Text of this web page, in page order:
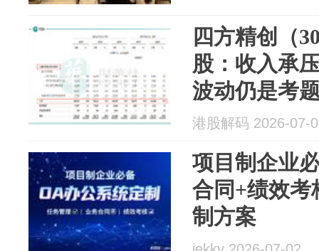
四方精创（
股：收入承
波动仍是考
港股解码 2026-07-
项目制企业
合同+绩效考
制方案